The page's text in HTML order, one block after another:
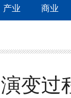
产业 商业
变过